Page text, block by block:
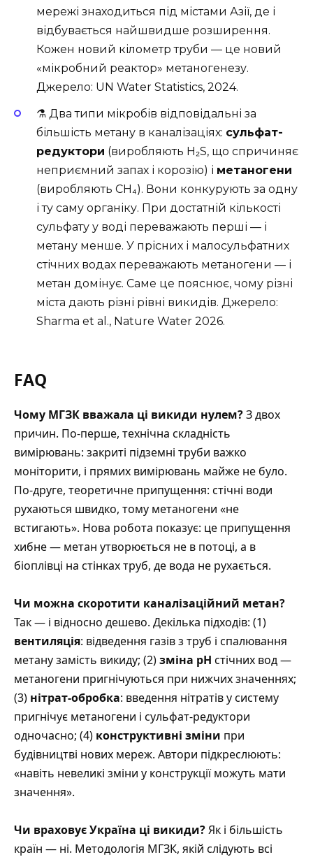
мережі знаходиться під містами Азії, де і
відбувається найшвидше розширення.
Кожен новий кілометр труби — це новий
«мікробний реактор» метаногенезу.
Джерело: UN Water Statistics, 2024.
⚗️ Два типи мікробів відповідальні за
більшість метану в каналізаціях: сульфат-
редуктори (виробляють H₂S, що спричиняє
неприємний запах і корозію) і метаногени
(виробляють CH₄). Вони конкурують за одну
і ту саму органіку. При достатній кількості
сульфату у воді переважають перші — і
метану менше. У прісних і малосульфатних
стічних водах переважають метаногени — і
метан домінує. Саме це пояснює, чому різні
міста дають різні рівні викидів. Джерело:
Sharma et al., Nature Water 2026.
FAQ
Чому МГЗК вважала ці викиди нулем?З двох
причин. По-перше, технічна складність
вимірювань: закриті підземні труби важко
моніторити, і прямих вимірювань майже не було.
По-друге, теоретичне припущення: стічні води
рухаються швидко, тому метаногени «не
встигають». Нова робота показує: це припущення
хибне — метан утворюється не в потоці, а в
біоплівці на стінках труб, де вода не рухається.
Чи можна скоротити каналізаційний метан?
Так — і відносно дешево. Декілька підходів: (1)
вентиляція: відведення газів з труб і спалювання
метану замість викиду; (2)зміна pH стічних вод —
метаногени пригнічуються при нижчих значеннях;
(3) нітрат-обробка: введення нітратів у систему
пригнічує метаногени і сульфат-редуктори
одночасно; (4) конструктивні зміни при
будівництві нових мереж. Автори підкреслюють:
«навіть невеликі зміни у конструкції можуть мати
значення».
Чи враховує Україна ці викиди?Як і більшість
країн — ні. Методологія МГЗК, якій слідують всі